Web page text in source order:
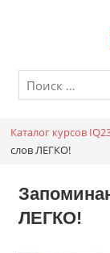
Каталог курсов
слов ЛЕГКО!
ЛЕГКО!